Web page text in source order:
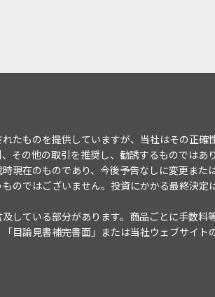
たものを提供していますが、当社はその正
の他の取引を推奨し、勧誘するものではあ
現在のものであり、今後予告なしに変更また
のではございません。投資にかかる最終決
している部分があります。商品ごとに手数料
目論見書補完書面」または当社ウェブサイト